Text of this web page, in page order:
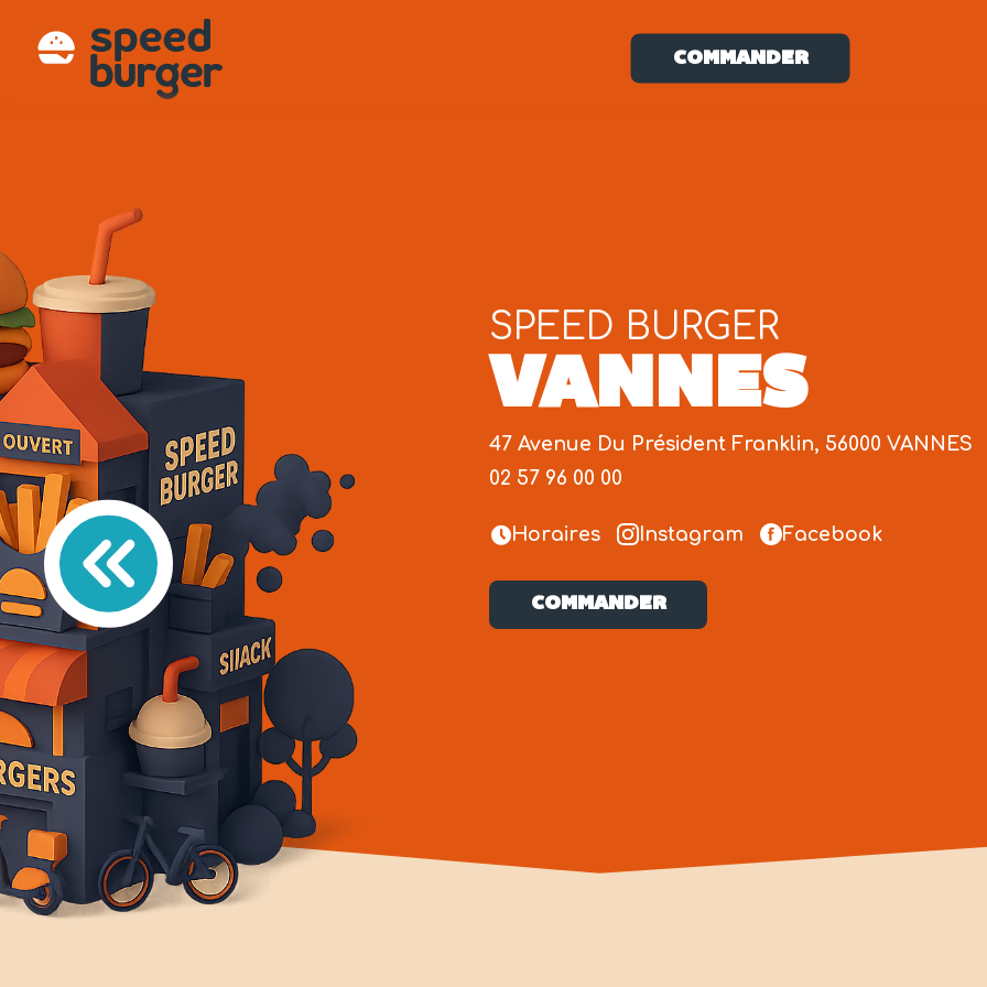
COMMANDER
VANNES
SPEED BURGER
47 Avenue Du Président Franklin, 56000 VANNES
02 57 96 00 00
Horaires Instagram Facebook
COMMANDER